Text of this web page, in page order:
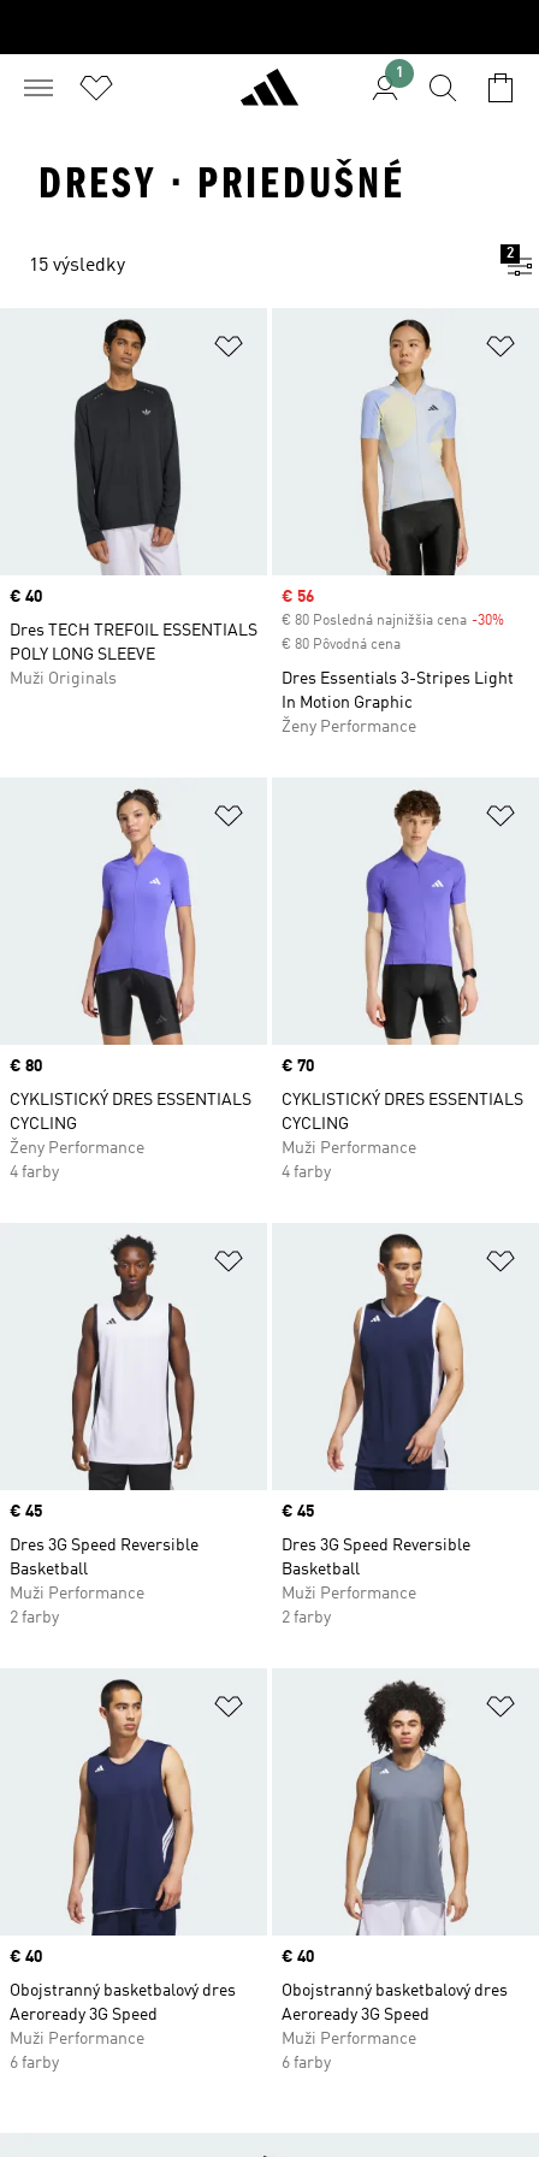
1
DRESY · PRIEDUŠNÉ
15 výsledky
2
Pridať do zoznamu želaných
Price
€ 40
Dres TECH TREFOIL ESSENTIALS
POLY LONG SLEEVE
Muži Originals
Sale price
€ 56
€ 80 Posledná najnižšia cena -30%
€ 80 Pôvodná cena
Dres Essentials 3-Stripes Light
In Motion Graphic
Ženy Performance
Pridať do zoznamu želaných
Price
€ 80
CYKLISTICKÝ DRES ESSENTIALS
CYCLING
Ženy Performance
4 farby
Price
€ 70
CYKLISTICKÝ DRES ESSENTIALS
CYCLING
Muži Performance
4 farby
Pridať do zoznamu želaných
Price
€ 45
Dres 3G Speed Reversible
Basketball
Muži Performance
2 farby
Price
€ 45
Dres 3G Speed Reversible
Basketball
Muži Performance
2 farby
Pridať do zoznamu želaných
Price
€ 40
Obojstranný basketbalový dres
Aeroready 3G Speed
Muži Performance
6 farby
Price
€ 40
Obojstranný basketbalový dres
Aeroready 3G Speed
Muži Performance
6 farby